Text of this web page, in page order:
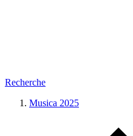
Recherche
Musica 2025